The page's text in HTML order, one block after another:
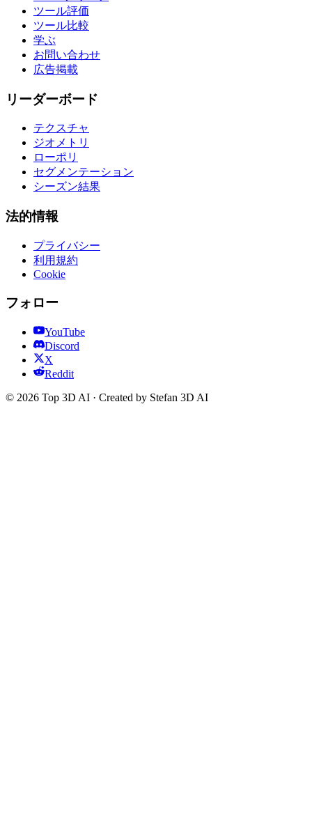
ツール評価
ツール比較
学ぶ
お問い合わせ
広告掲載
リーダーボード
テクスチャ
ジオメトリ
ローポリ
セグメンテーション
シーズン結果
法的情報
プライバシー
利用規約
Cookie
フォロー
YouTube
Discord
X
Reddit
© 2026 Top 3D AI · Created by Stefan 3D AI